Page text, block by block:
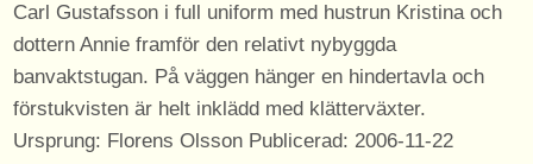
Carl Gustafsson i full uniform med hustrun Kristina och
dottern Annie framför den relativt nybyggda
banvaktstugan. På väggen hänger en hindertavla och
förstukvisten är helt inklädd med klätterväxter.
Ursprung: Florens Olsson Publicerad: 2006-11-22